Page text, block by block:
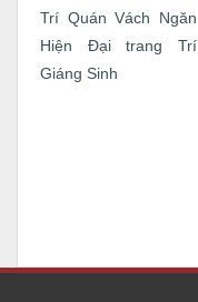
Trí Quán Vách Ngăn
Hiện Đại
trang Trí
Giáng Sinh